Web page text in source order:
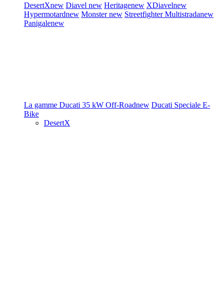
DesertXnew Diavel new Heritagenew XDiavelnew
Hypermotardnew Monsternew StreetfighterMultistradanew
Panigalenew
La gamme Ducati 35 kW Off-Roadnew Ducati Speciale E-
Bike
DesertX